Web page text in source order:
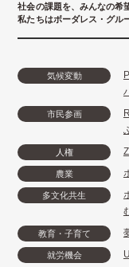
社会の課題を、みんなの希
私たちはボーダレス・グル
気候変動
市民参画
人権
農業
多文化共生
教育・子育て
就労機会